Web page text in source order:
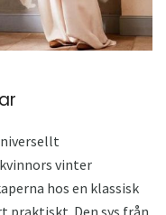
vinter
hos en klassisk
praktiskt. Den sys från